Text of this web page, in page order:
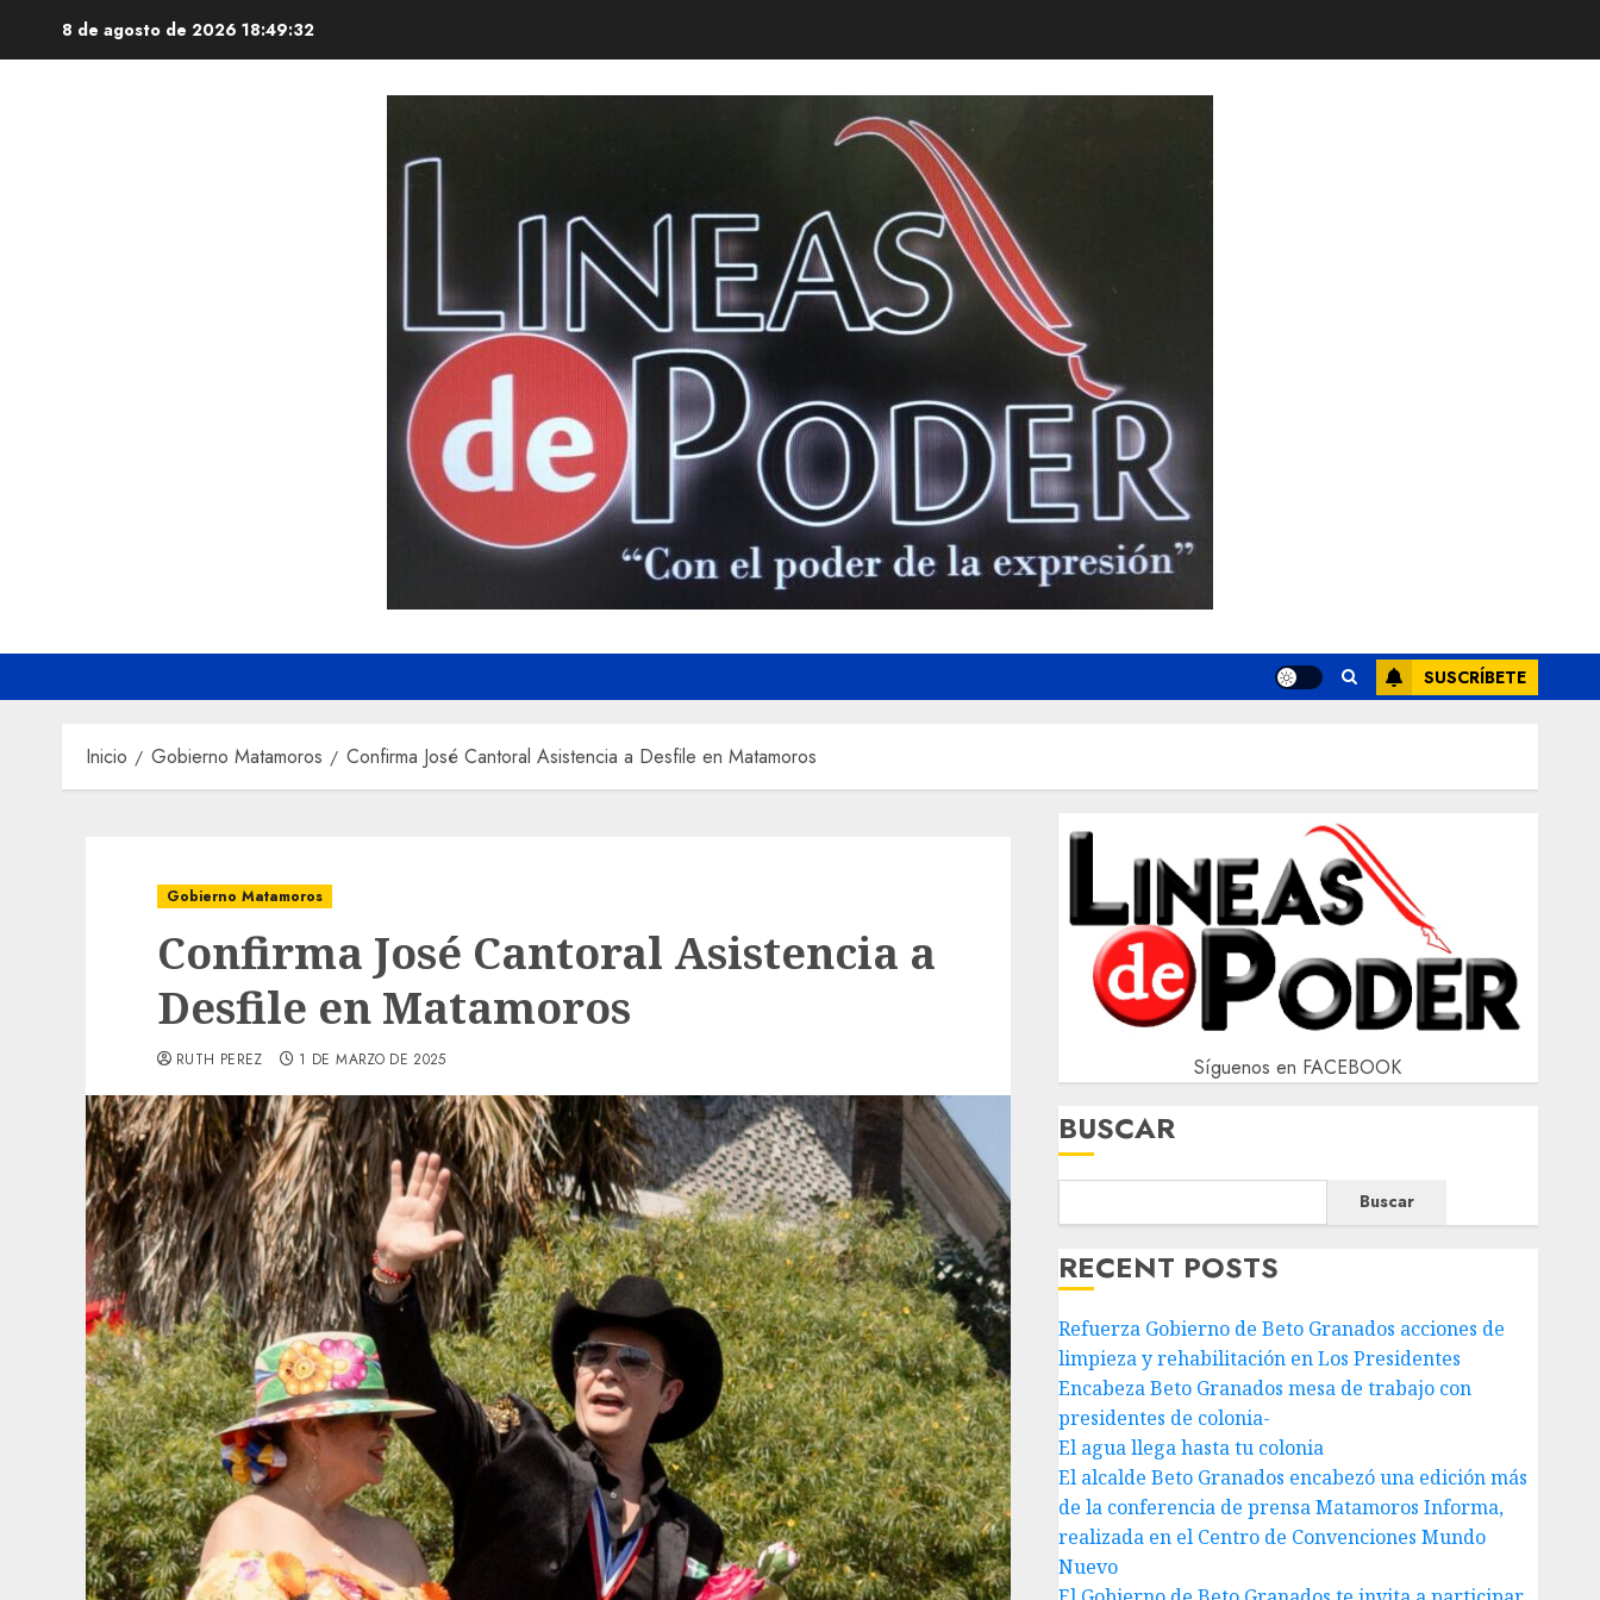
8 de agosto de 2026 18:49:33
SUSCRÍBETE
Inicio Gobierno Matamoros Confirma José Cantoral Asistencia a Desfile en Matamoros
Gobierno Matamoros
Confirma José Cantoral Asistencia a
Desfile en Matamoros
RUTH PEREZ 1 DE MARZO DE 2025 Síguenos en FACEBOOK
BUSCAR
Buscar
RECENT POSTS
Refuerza Gobierno de Beto Granados acciones de
limpieza y rehabilitación en Los Presidentes
Encabeza Beto Granados mesa de trabajo con
presidentes de colonia-
El agua llega hasta tu colonia
El alcalde Beto Granados encabezó una edición más
de la conferencia de prensa Matamoros Informa,
realizada en el Centro de Convenciones Mundo
Nuevo